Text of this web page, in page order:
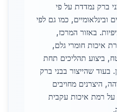
ברק נמדדת על פי
ובינלאומיים, כמו גם לפי
באזור המרכז,
איכות חומרי גלם,
ביצוע תהליכים תחת
בעוד שהייצור בבני ברק
היצרנים מחויבים
על רמת איכות עקבית